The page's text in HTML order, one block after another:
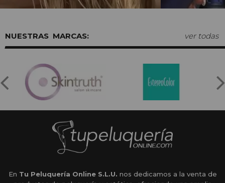
MARCAS: ver todas
En Tu Peluquería Online S.L.U. nos dedicamos a la venta de